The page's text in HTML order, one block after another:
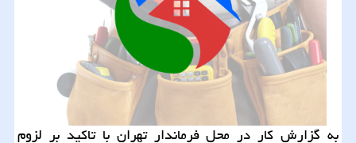
به گزارش کار در محل فرماندار تهران با تاکید بر لزوم